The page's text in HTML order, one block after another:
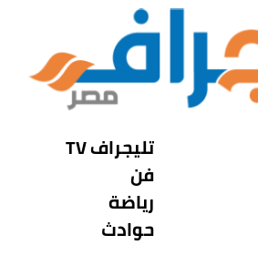
تليجراف TV
فن
رياضة
حوادث